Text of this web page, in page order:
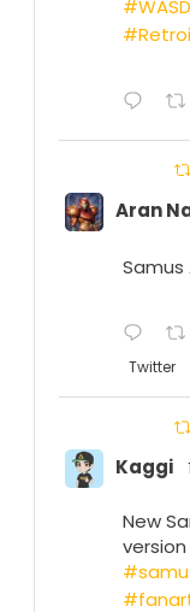
Aran
Samus
Twitter
Kaggi
New
version
#fanartㅤㅤㅤ